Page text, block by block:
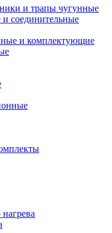
и трапы чугунные
соединительные
и комплектующие